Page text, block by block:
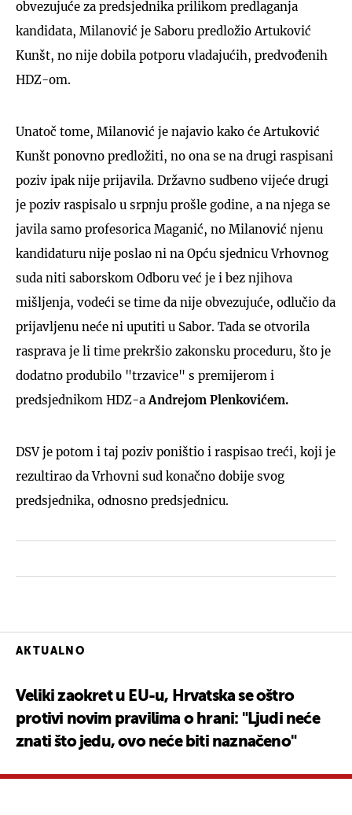
obvezujuće za predsjednika prilikom predlaganja
kandidata, Milanović je Saboru predložio Artuković
Kunšt, no nije dobila potporu vladajućih, predvođenih
HDZ-om.
Unatoč tome, Milanović je najavio kako će Artuković
Kunšt ponovno predložiti, no ona se na drugi raspisani
poziv ipak nije prijavila. Državno sudbeno vijeće drugi
je poziv raspisalo u srpnju prošle godine, a na njega se
javila samo profesorica Maganić, no Milanović njenu
kandidaturu nije poslao ni na Opću sjednicu Vrhovnog
suda niti saborskom Odboru već je i bez njihova
mišljenja, vodeći se time da nije obvezujuće, odlučio da
prijavljenu neće ni uputiti u Sabor. Tada se otvorila
rasprava je li time prekršio zakonsku proceduru, što je
dodatno produbilo "trzavice" s premijerom i
predsjednikom HDZ-a Andrejom Plenkovićem.
DSV je potom i taj poziv poništio i raspisao treći, koji je
rezultirao da Vrhovni sud konačno dobije svog
predsjednika, odnosno predsjednicu.
AKTUALNO
Veliki zaokret u EU-u, Hrvatska se oštro
protivi novim pravilima o hrani: "Ljudi neće
znati što jedu, ovo neće biti naznačeno"